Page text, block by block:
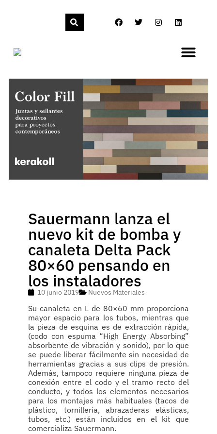
Sauermann lanza el
nuevo kit de bomba y
canaleta Delta Pack
80×60 pensando en
los instaladores
10 junio 2019 Nuevos Materiales
Su canaleta en L de 80×60 mm proporciona
mayor espacio para los tubos, mientras que
la pieza de esquina es de extracción rápida,
(codo con espuma “High Energy Absorbing”
absorbente de vibración y sonido), por lo que
se puede liberar fácilmente sin necesidad de
herramientas gracias a sus clips de presión.
Además, tampoco requiere ninguna pieza de
conexión entre el codo y el tramo recto del
conducto, y todos los elementos necesarios
para los montajes más habituales (tacos de
plástico, tornillería, abrazaderas elásticas,
tubos, etc.) están incluidos en el kit que
comercializa Sauermann.